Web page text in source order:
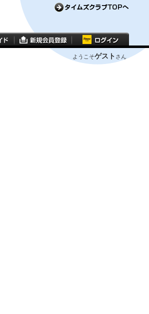
ようこそゲスト さん